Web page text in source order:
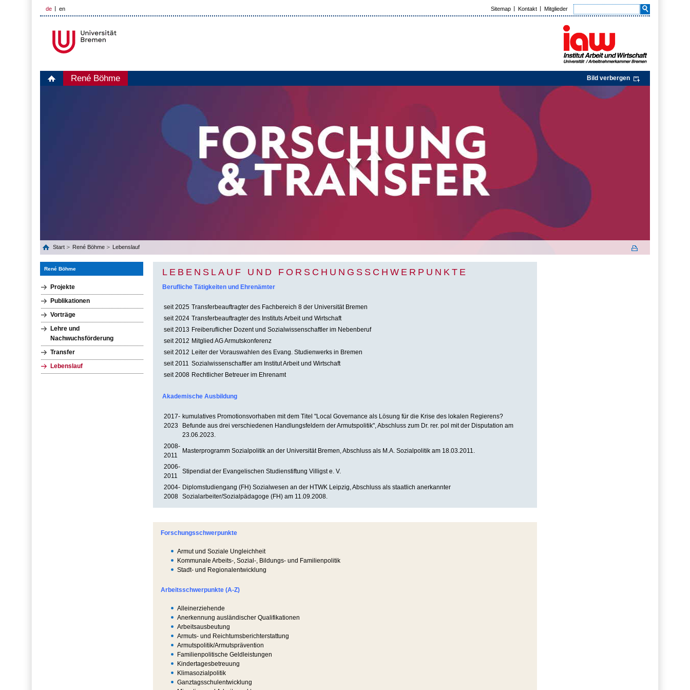
de en Sitemap Kontakt Mitglieder
René Böhme Bild verbergen
Start René Böhme Lebenslauf
René Böhme
Projekte
Publikationen
Vorträge
Lehre und
Nachwuchsförderung
Transfer
Lebenslauf
LEBENSLAUF UND FORSCHUNGSSCHWERPUNKTE
Berufliche Tätigkeiten und Ehrenämter
seit 2025 Transferbeauftragter des Fachbereich 8 der Universität Bremen
seit 2024 Transferbeauftragter des Instituts Arbeit und Wirtschaft
seit 2013 Freiberuflicher Dozent und Sozialwissenschaftler im Nebenberuf
seit 2012 Mitglied AG Armutskonferenz
seit 2012 Leiter der Vorauswahlen des Evang. Studienwerks in Bremen
seit 2011 Sozialwissenschaftler am Institut Arbeit und Wirtschaft
seit 2008 Rechtlicher Betreuer im Ehrenamt
Akademische Ausbildung
2017-
2023
kumulatives Promotionsvorhaben mit dem Titel "Local Governance als Lösung für die Krise des lokalen Regierens?
Befunde aus drei verschiedenen Handlungsfeldern der Armutspolitik", Abschluss zum Dr. rer. pol mit der Disputation am
23.06.2023.
2008-
2011
Masterprogramm Sozialpolitik an der Universität Bremen, Abschluss als M.A. Sozialpolitik am 18.03.2011.
2006-
2011
Stipendiat der Evangelischen Studienstiftung Villigst e. V.
2004-
2008
Diplomstudiengang (FH) Sozialwesen an der HTWK Leipzig, Abschluss als staatlich anerkannter
Sozialarbeiter/Sozialpädagoge (FH) am 11.09.2008.
Forschungsschwerpunkte
Armut und Soziale Ungleichheit
Kommunale Arbeits-, Sozial-, Bildungs- und Familienpolitik
Stadt- und Regionalentwicklung
Arbeitsschwerpunkte (A-Z)
Alleinerziehende
Anerkennung ausländischer Qualifikationen
Arbeitsausbeutung
Armuts- und Reichtumsberichterstattung
Armutspolitik/Armutsprävention
Familienpolitische Geldleistungen
Kindertagesbetreuung
Klimasozialpolitik
Ganztagsschulentwicklung